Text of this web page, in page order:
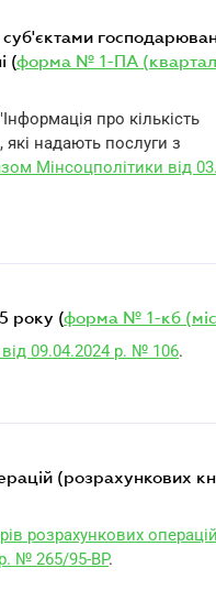
(форма № 1-ПА
про кількість
надають послуги з
Мінсоцполітики від
року (форма № 1-кб
09.04.2024 р. № 106.
розрахункових
р. № 265/95-ВР.